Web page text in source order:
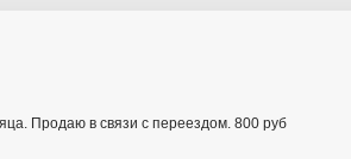
Продаю в связи с переездом. 800 руб